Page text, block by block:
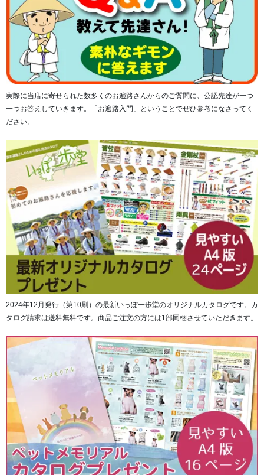
実際に当店に寄せられた数多くのお遍路さんからのご質問に、公認先達が一つ
一つお答えしていきます。「お遍路入門」ということでぜひ参考になさってく
ださい。
2024年12月発行（第10刷）の最新いっぽ一歩堂のオリジナルカタログです。カ
タログ請求は送料無料です。商品ご注文の方には1部同梱させていただきます。